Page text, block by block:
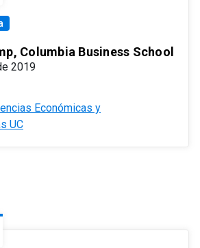
Columbia Business School
2019
Económicas y
UC